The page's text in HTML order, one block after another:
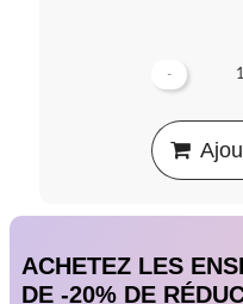
-
ACHETEZ LES
DE -20% DE